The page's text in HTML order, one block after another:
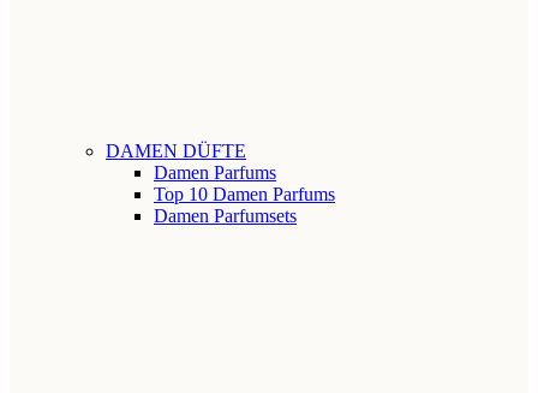
DAMEN DÜFTE
Damen Parfums
Top 10 Damen Parfums
Damen Parfumsets